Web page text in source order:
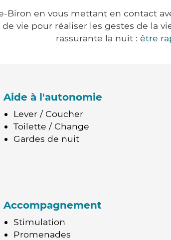
Biron en vous mettant en contact
vie pour réaliser les gestes de la
rassurante la nuit : être
Aide à l'autonomie
Lever / Coucher
Toilette / Change
Gardes de nuit
Accompagnement
Stimulation
Promenades